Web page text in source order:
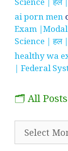
ai porn men
Exam |Modal
Science | हल
healthy wa
| Federal
🗂️ All Posts